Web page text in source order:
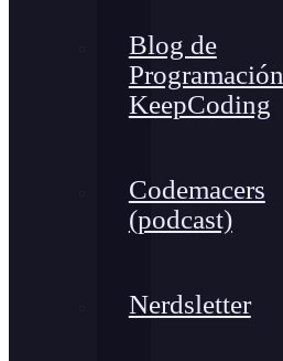
Blog de
Programación
KeepCoding
Codemacers
(podcast)
Nerdsletter